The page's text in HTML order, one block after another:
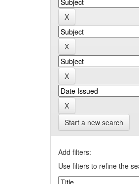
Start a new search
Add filters:
Use filters to refine the